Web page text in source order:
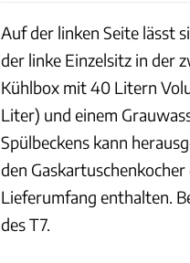
Auf der linken Seite lässt
der linke Einzelsitz in der
Kühlbox mit 40 Litern
Liter) und einem
Spülbeckens kann
den
Lieferumfang enthalten.
des T7.